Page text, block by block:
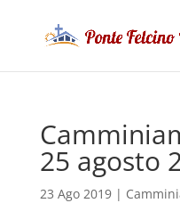
25 agosto
23 Ago 2019|